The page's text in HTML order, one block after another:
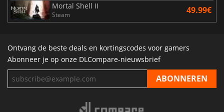
Mortal Shell II
Steam 49.99€
Ontvang de beste deals en kortingscodes voor gamers
Abonneer je op onze DLCompare-nieuwsbrief